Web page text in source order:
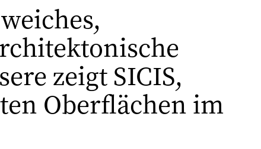
zeigt SICIS,
Oberflächen im